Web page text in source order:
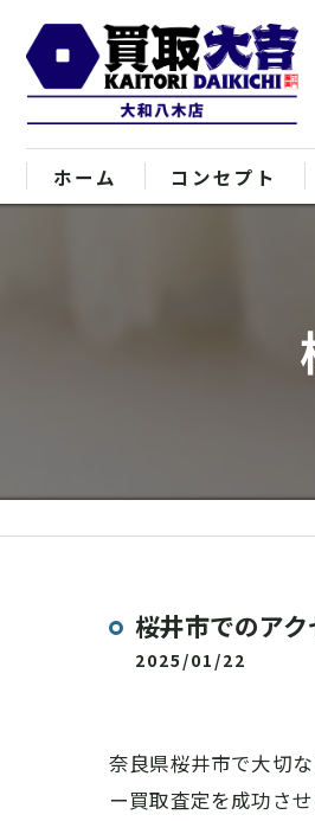
ホーム コンセプト
桜井市でのア
2025/01/22
奈良県桜井市で大切
ー買取査定を成功さ